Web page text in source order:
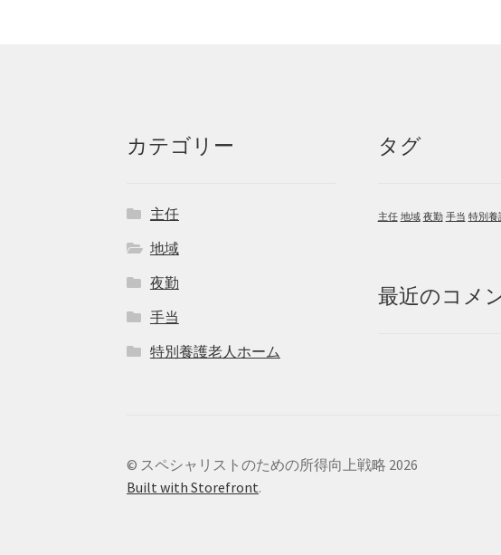
カテゴリー
主任
地域
夜勤
手当
特別養護老人ホーム
タグ
主任 地域 夜勤 手当 特別養
最近のコメ
© スペシャリストのための所得向上戦略 2026
Built with Storefront.